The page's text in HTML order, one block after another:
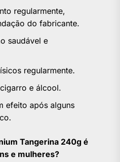
regularmente,
do fabricante.
saudável e
regularmente.
e álcool.
efeito após alguns
Tangerina 240g é
e mulheres?